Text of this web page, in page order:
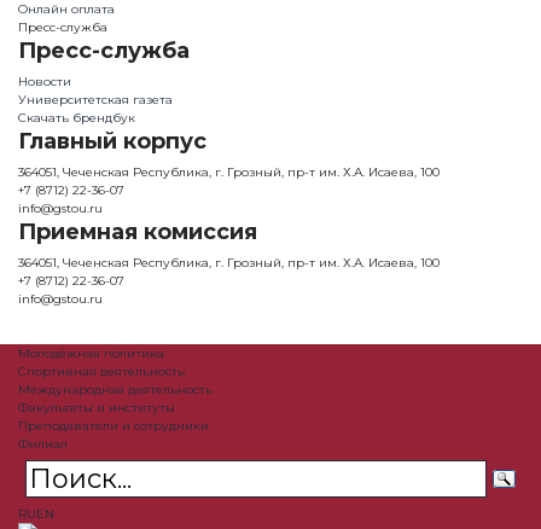
Онлайн оплата
Пресс-служба
Пресс-служба
Новости
Университетская газета
Скачать брендбук
Главный корпус
364051, Чеченская Республика, г. Грозный, пр-т им. Х.А. Исаева, 100
+7 (8712) 22-36-07
info@gstou.ru
Приемная комиссия
364051, Чеченская Республика, г. Грозный, пр-т им. Х.А. Исаева, 100
+7 (8712) 22-36-07
info@gstou.ru
Молодёжная политика
Спортивная деятельность
Международная деятельность
Факультеты и институты
Преподаватели и сотрудники
Филиал
RUEN